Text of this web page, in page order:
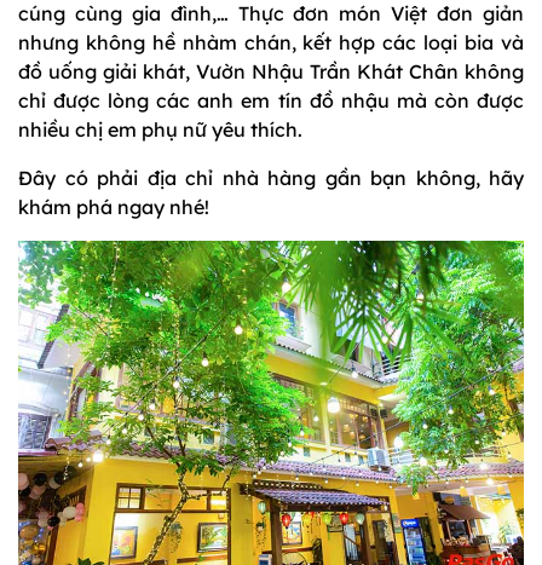
cúng cùng gia đình,… Thực đơn món Việt đơn giản
nhưng không hề nhàm chán, kết hợp các loại bia và
đồ uống giải khát, Vườn Nhậu Trần Khát Chân không
chỉ được lòng các anh em tín đồ nhậu mà còn được
nhiều chị em phụ nữ yêu thích.
Đây có phải địa chỉ nhà hàng gần bạn không, hãy
khám phá ngay nhé!